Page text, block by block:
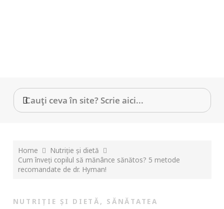
Home
Nutriție și dietă
Cum înveți copilul să mănânce sănătos? 5 metode
recomandate de dr. Hyman!
NUTRIȚIE ȘI DIETĂ , SĂNĂTATEA